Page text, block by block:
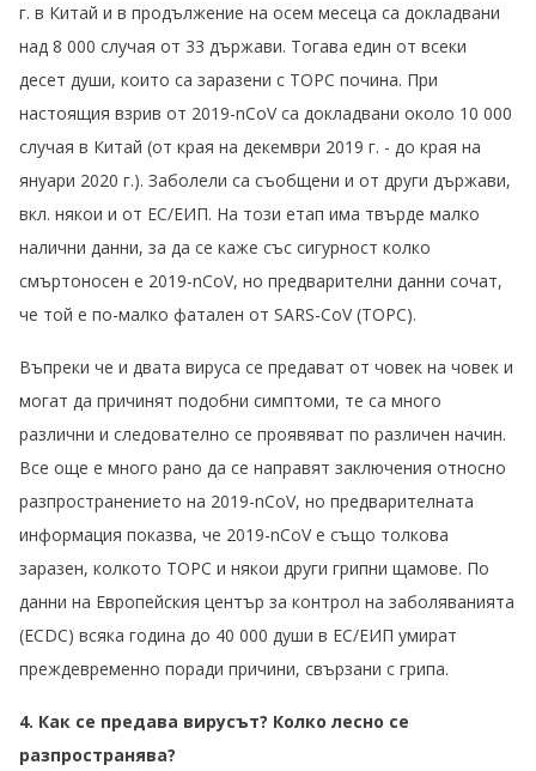
г. в Китай и в продължение на осем месеца са докладвани
над 8 000 случая от 33 държави. Тогава един от всеки
десет души, които са заразени с ТОРС почина. При
настоящия взрив от 2019-nCoV са докладвани около 10 000
случая в Китай (от края на декември 2019 г. - до края на
януари 2020 г.). Заболели са съобщени и от други държави,
вкл. някои и от ЕС/ЕИП. На този етап има твърде малко
налични данни, за да се каже със сигурност колко
смъртоносен е 2019-nCoV, но предварителни данни сочат,
че той е по-малко фатален от SARS-CoV (ТОРС).
Въпреки че и двата вируса се предават от човек на човек и
могат да причинят подобни симптоми, те са много
различни и следователно се проявяват по различен начин.
Все още е много рано да се направят заключения относно
разпространението на 2019-nCoV, но предварителната
информация показва, че 2019-nCoV е също толкова
заразен, колкото ТОРС и някои други грипни щамове. По
данни на Европейския център за контрол на заболяванията
(ECDC) всяка година до 40 000 души в ЕС/ЕИП умират
преждевременно поради причини, свързани с грипа.
4. Как се предава вирусът? Колко лесно се
разпространява?